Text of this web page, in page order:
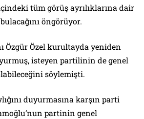
tüm görüş ayrılıklarına dair
öngörüyor.
Özgür Özel kurultayda yeniden
isteyen partilinin de genel
söylemişti.
duyurmasına karşın parti
partinin genel